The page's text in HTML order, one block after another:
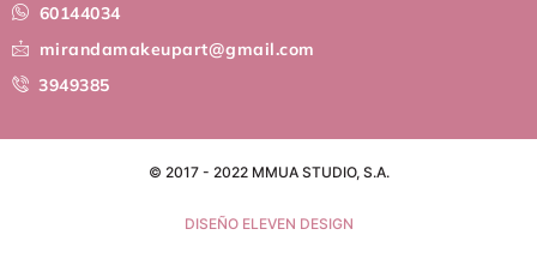
60144034
mirandamakeupart@gmail.com
3949385
© 2017 - 2022 MMUA STUDIO, S.A.
DISEÑO ELEVEN DESIGN